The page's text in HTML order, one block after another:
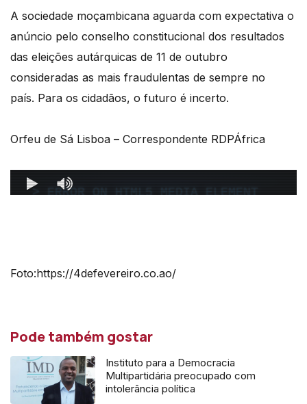
A sociedade moçambicana aguarda com expectativa o
anúncio pelo conselho constitucional dos resultados
das eleições autárquicas de 11 de outubro
consideradas as mais fraudulentas de sempre no
país. Para os cidadãos, o futuro é incerto.
Orfeu de Sá Lisboa – Correspondente RDPÁfrica
Foto:https://4defevereiro.co.ao/
Pode também gostar
Instituto para a Democracia
Multipartidária preocupado com
intolerância política